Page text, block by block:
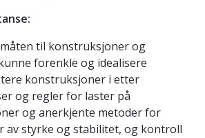
til konstruksjoner og
forenkle og idealisere
konstruksjoner i etter
og regler for laster på
og anerkjente metoder for
av styrke og stabilitet, og kontroll